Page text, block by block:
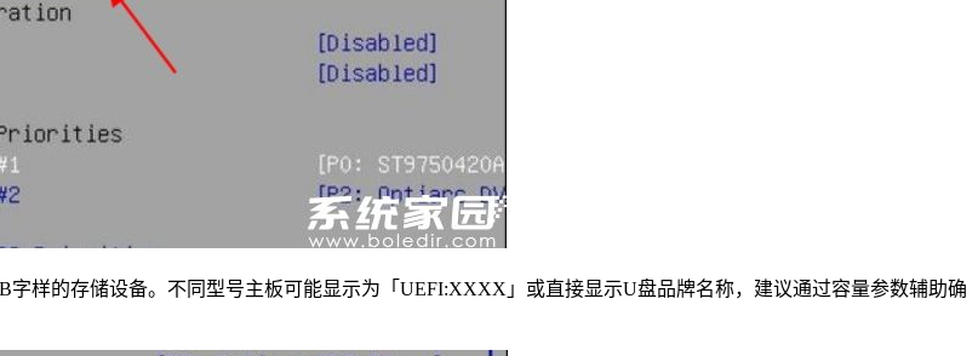
字样的存储设备。不同型号主板可能显示为「UEFI:XXXX」或直接显示U盘品牌名称，建议通过容量参数辅助确